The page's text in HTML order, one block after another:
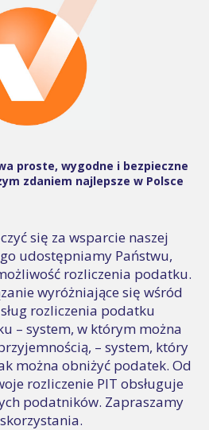
proste, wygodne i bezpieczne
zdaniem najlepsze w Polsce
się za wsparcie naszej
udostępniamy Państwu,
rozliczenia podatku.
wyróżniające się wśród
rozliczenia podatku
– system, w którym można
– system, który
można obniżyć podatek. Od
rozliczenie PIT obsługuje
podatników. Zapraszamy